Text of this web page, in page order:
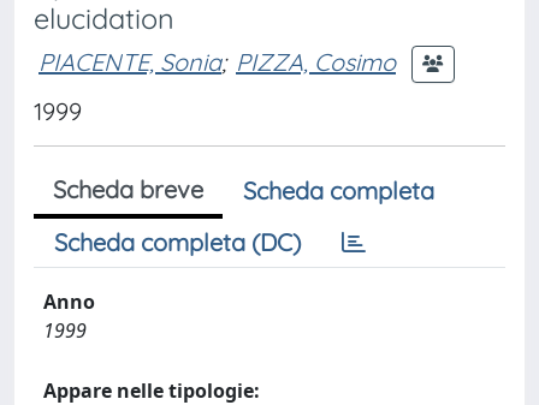
elucidation
PIACENTE, Sonia; PIZZA, Cosimo
1999
Scheda breve
Scheda completa
Scheda completa (DC)
Anno
1999
Appare nelle tipologie: